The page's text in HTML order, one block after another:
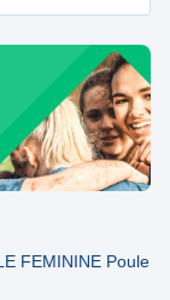
FEMININE Poule